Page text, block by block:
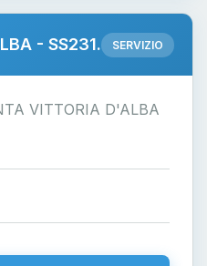
- SS231. SERVIZIO
VITTORIA D'ALBA